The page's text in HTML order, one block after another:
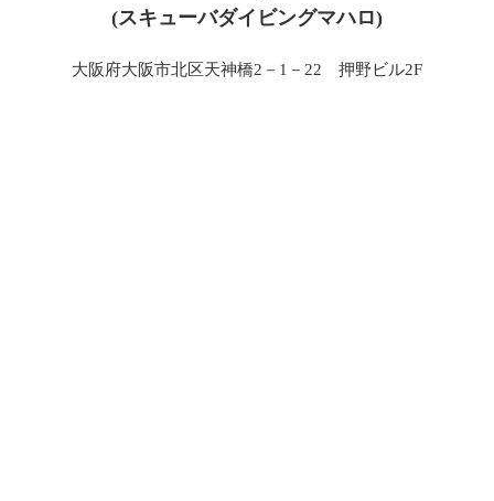
(スキューバダイビングマハロ)
大阪府大阪市北区天神橋2－1－22 押野ビル2F